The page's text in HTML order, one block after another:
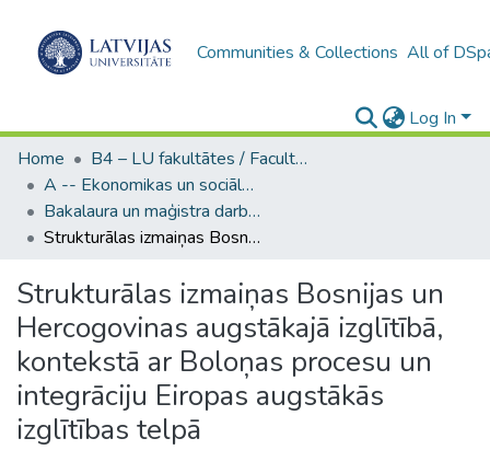
Communities & Collections All of
Log In
Home
B4 – LU fakultātes / Faculties of the UL
A -- Ekonomikas un sociālo zinātņu fakultāte / Faculty of Economics and Social Sciences
Bakalaura un maģistra darbi (ESZF) / Bachelor's and Master's theses
Strukturālas izmaiņas Bosnijas un Hercogovinas augstākajā izglītībā, kontekstā ar Boloņas procesu un integrāciju Eiropas augstākās izglītības telpā
Strukturālas izmaiņas Bosnijas un
Hercogovinas augstākajā izglītībā,
kontekstā ar Boloņas procesu un
integrāciju Eiropas augstākās
izglītības telpā